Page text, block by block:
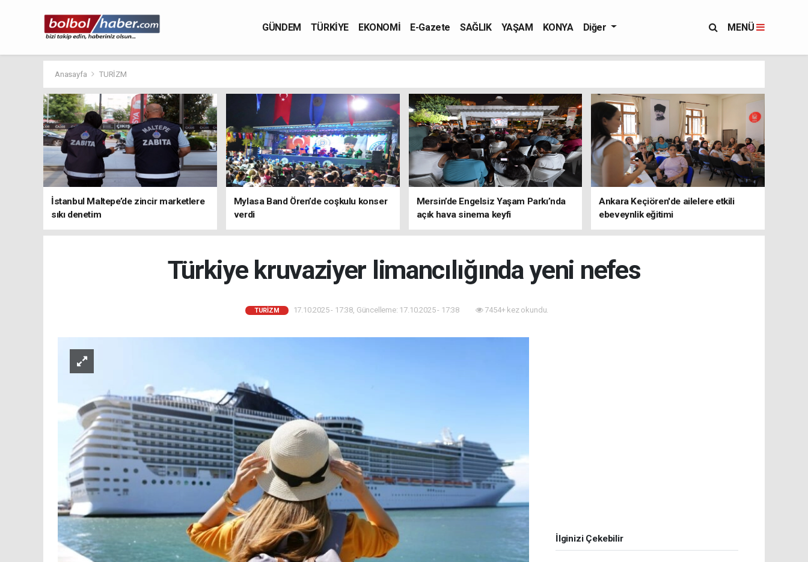
GÜNDEM TÜRKİYE EKONOMİ E-Gazete SAĞLIK YAŞAM KONYA Diğer MENÜ
Anasayfa TURİZM
İstanbul Maltepe’de zincir marketlere
sıkı denetim
Mylasa Band Ören’de coşkulu konser
verdi
Mersin’de Engelsiz Yaşam Parkı’nda
açık hava sinema keyfi
Ankara Keçiören'de ailelere etkili
ebeveynlik eğitimi
Türkiye kruvaziyer limancılığında yeni nefes
TURİZM 17.10.2025 - 17:38, Güncelleme: 17.10.2025 - 17:38 7454+ kez okundu.
İlginizi Çekebilir